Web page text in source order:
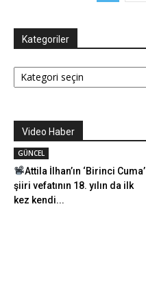
Kategoriler
Kategoriler
Video Haber
GÜNCEL
Attila İlhan’ın ‘Birinci Cuma’
şiiri vefatının 18. yılın da ilk
kez kendi...